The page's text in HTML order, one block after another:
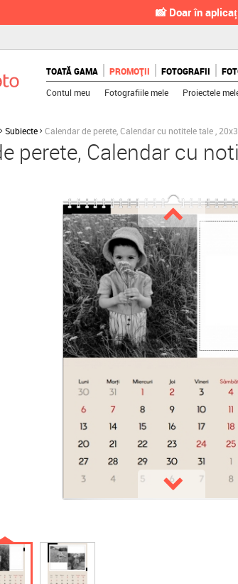
📸 Doar în
TOATĂ GAMA PROMOȚII FOTOGRAFII
Contul meu
Fotografiile mele Proiectele
Subiecte Calendar de perete, Calendar cu notitele tale ,
perete, Calendar cu